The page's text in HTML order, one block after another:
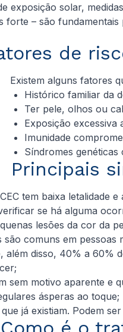
exposição solar,
forte – são
de
Existem alguns fatores
Histórico familiar da
Ter pele, olhos ou
Exposição excessiva
Imunidade
Síndromes
Principais
tem baixa letalidade
se há alguma
lesões da cor da
são comuns em
além disso, 40% a 60%
sem motivo aparente e
ásperas ao toque;
já existiam. Podem